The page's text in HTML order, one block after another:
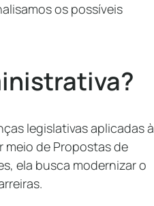
os possíveis
legislativas aplicadas à
meio de Propostas de
ela busca modernizar o